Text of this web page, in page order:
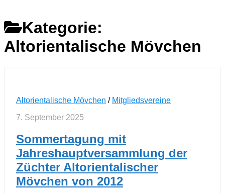
Kategorie:
Altorientalische Mövchen
Altorientalische Mövchen / Mitgliedsvereine
7. September 2025
Sommertagung mit
Jahreshauptversammlung der
Züchter Altorientalischer
Mövchen von 2012